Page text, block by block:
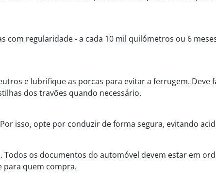
com regularidade - a cada 10 mil quilómetros ou 6
e lubrifique as porcas para evitar a ferrugem. Deve
dos travões quando necessário.
isso, opte por conduzir de forma segura, evitando
os documentos do automóvel devem estar em
para quem compra.